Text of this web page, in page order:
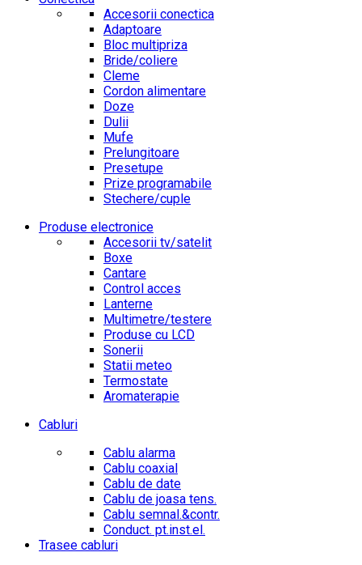
Accesorii conectica
Adaptoare
Bloc multipriza
Bride/coliere
Cleme
Cordon alimentare
Doze
Dulii
Mufe
Prelungitoare
Presetupe
Prize programabile
Stechere/cuple
Produse electronice
Accesorii tv/satelit
Boxe
Cantare
Control acces
Lanterne
Multimetre/testere
Produse cu LCD
Sonerii
Statii meteo
Termostate
Aromaterapie
Cabluri
Cablu alarma
Cablu coaxial
Cablu de date
Cablu de joasa tens.
Cablu semnal.&contr.
Conduct. pt.inst.el.
Trasee cabluri